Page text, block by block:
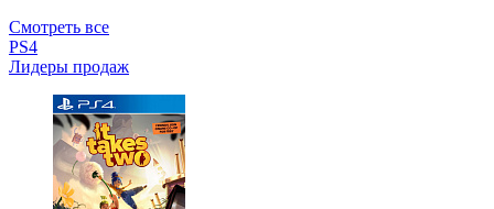
Смотреть все
PS4
Лидеры продаж